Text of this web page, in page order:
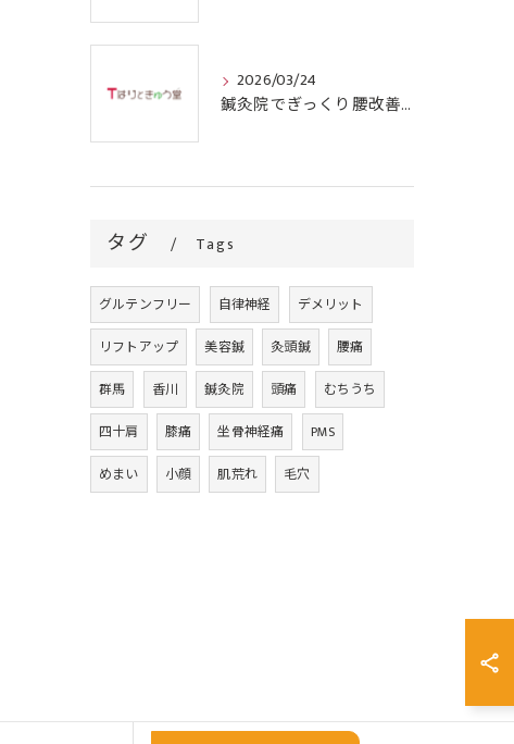
2026/03/24
鍼灸院でぎっくり腰改善を目指す群馬県沼田市の信頼できる選択肢とは
タグ Tags
グルテンフリー 自律神経
デメリット
リフトアップ
美容鍼 灸頭鍼
腰痛
群馬
香川 鍼灸院 頭痛
むちうち
四十肩
膝痛 坐骨神経痛
PMS
めまい
小顔 肌荒れ 毛穴